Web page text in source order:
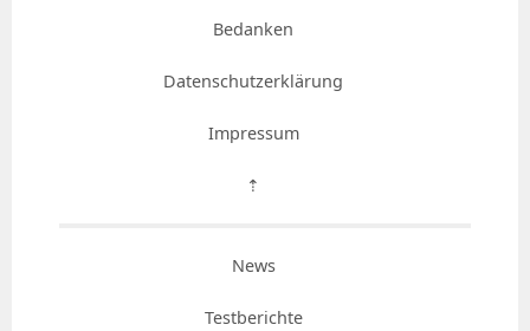
Bedanken
Datenschutzerklärung
Impressum
⇡
News
Testberichte